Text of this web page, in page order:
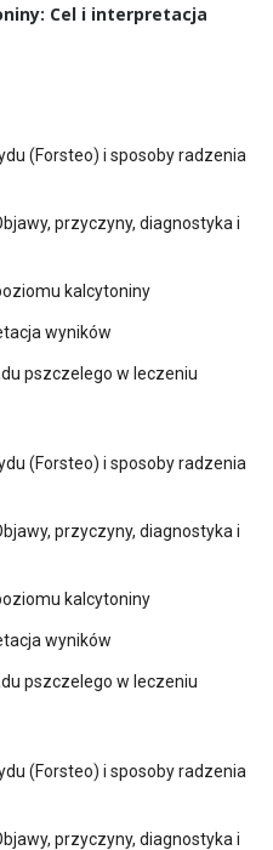
Cel i interpretacja
(Forsteo) i sposoby radzenia
przyczyny, diagnostyka i
kalcytoniny
wyników
pszczelego w leczeniu
(Forsteo) i sposoby radzenia
przyczyny, diagnostyka i
kalcytoniny
wyników
pszczelego w leczeniu
(Forsteo) i sposoby radzenia
przyczyny, diagnostyka i